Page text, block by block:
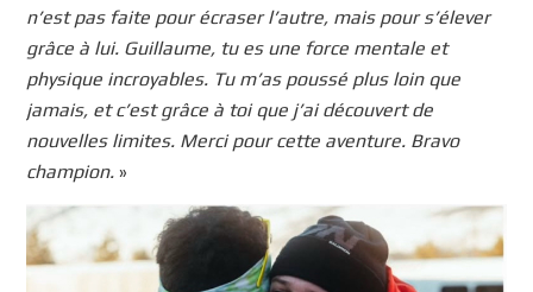
n’est pas faite pour écraser l’autre, mais pour s’élever
grâce à lui. Guillaume, tu es une force mentale et
physique incroyables. Tu m’as poussé plus loin que
jamais, et c’est grâce à toi que j’ai découvert de
nouvelles limites. Merci pour cette aventure. Bravo
champion.»